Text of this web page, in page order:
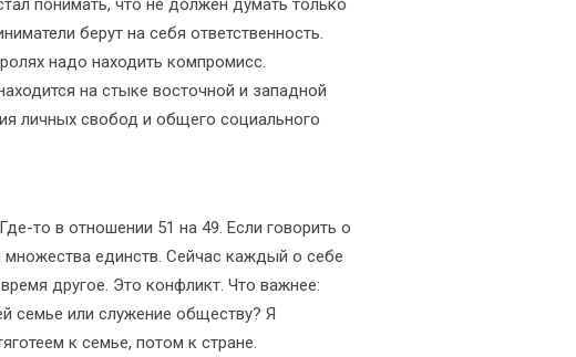
понимать, что не должен думать только
берут на себя ответственность.
надо находить компромисс.
на стыке восточной и западной
личных свобод и общего социального
то в отношении 51 на 49. Если говорить о
единств. Сейчас каждый о себе
другое. Это конфликт. Что важнее:
семье или служение обществу? Я
к семье, потом к стране.